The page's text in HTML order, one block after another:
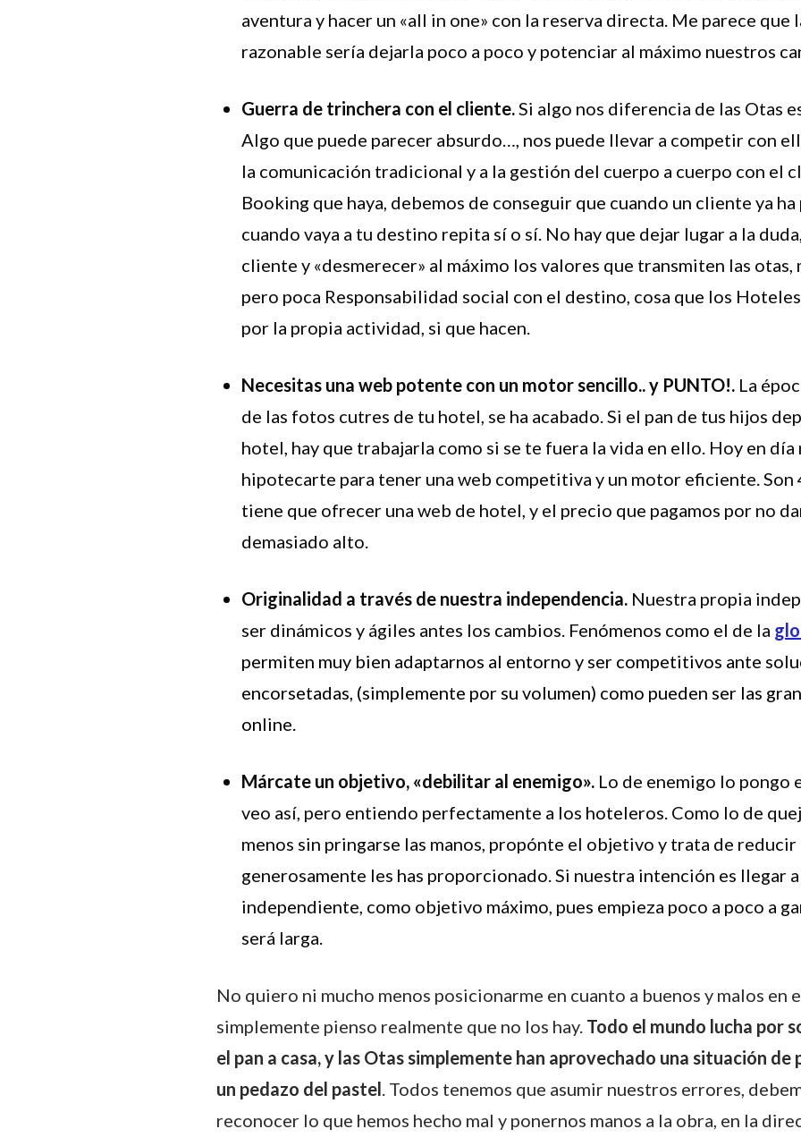
aventura y hacer un «all in one» con la reserva directa. Me parece que
razonable sería dejarla poco a poco y potenciar al máximo nuestros
Guerra de trinchera con el cliente.Si algo nos diferencia de las Otas
Algo que puede parecer absurdo…, nos puede llevar a competir con
la comunicación tradicional y a la gestión del cuerpo a cuerpo con el
Booking que haya, debemos de conseguir que cuando un cliente ya
cuando vaya a tu destino repita sí o sí. No hay que dejar lugar a la
cliente y «desmerecer» al máximo los valores que transmiten las otas,
pero poca Responsabilidad social con el destino, cosa que los
por la propia actividad, si que hacen.
Necesitas una web potente con un motor sencillo.. y PUNTO!. La
de las fotos cutres de tu hotel, se ha acabado. Si el pan de tus hijos
hotel, hay que trabajarla como si se te fuera la vida en ello. Hoy en día
hipotecarte para tener una web competitiva y un motor eficiente. Son
tiene que ofrecer una web de hotel, y el precio que pagamos por no
demasiado alto.
Originalidad a través de nuestra independencia. Nuestra propia
ser dinámicos y ágiles antes los cambios. Fenómenos como el de la
permiten muy bien adaptarnos al entorno y ser competitivos ante
encorsetadas, (simplemente por su volumen) como pueden ser las
online.
Márcate un objetivo, «debilitar al enemigo». Lo de enemigo lo pongo
veo así, pero entiendo perfectamente a los hoteleros. Como lo de
menos sin pringarse las manos, propónte el objetivo y trata de reducir
generosamente les has proporcionado. Si nuestra intención es llegar
independiente, como objetivo máximo, pues empieza poco a poco a
será larga.
No quiero ni mucho menos posicionarme en cuanto a buenos y malos en
simplemente pienso realmente que no los hay. Todo el mundo lucha por
el pan a casa, y las Otas simplemente han aprovechado una situación
un pedazo del pastel . Todos tenemos que asumir nuestros errores,
reconocer lo que hemos hecho mal y ponernos manos a la obra, en la